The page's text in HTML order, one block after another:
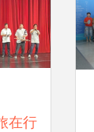
在行